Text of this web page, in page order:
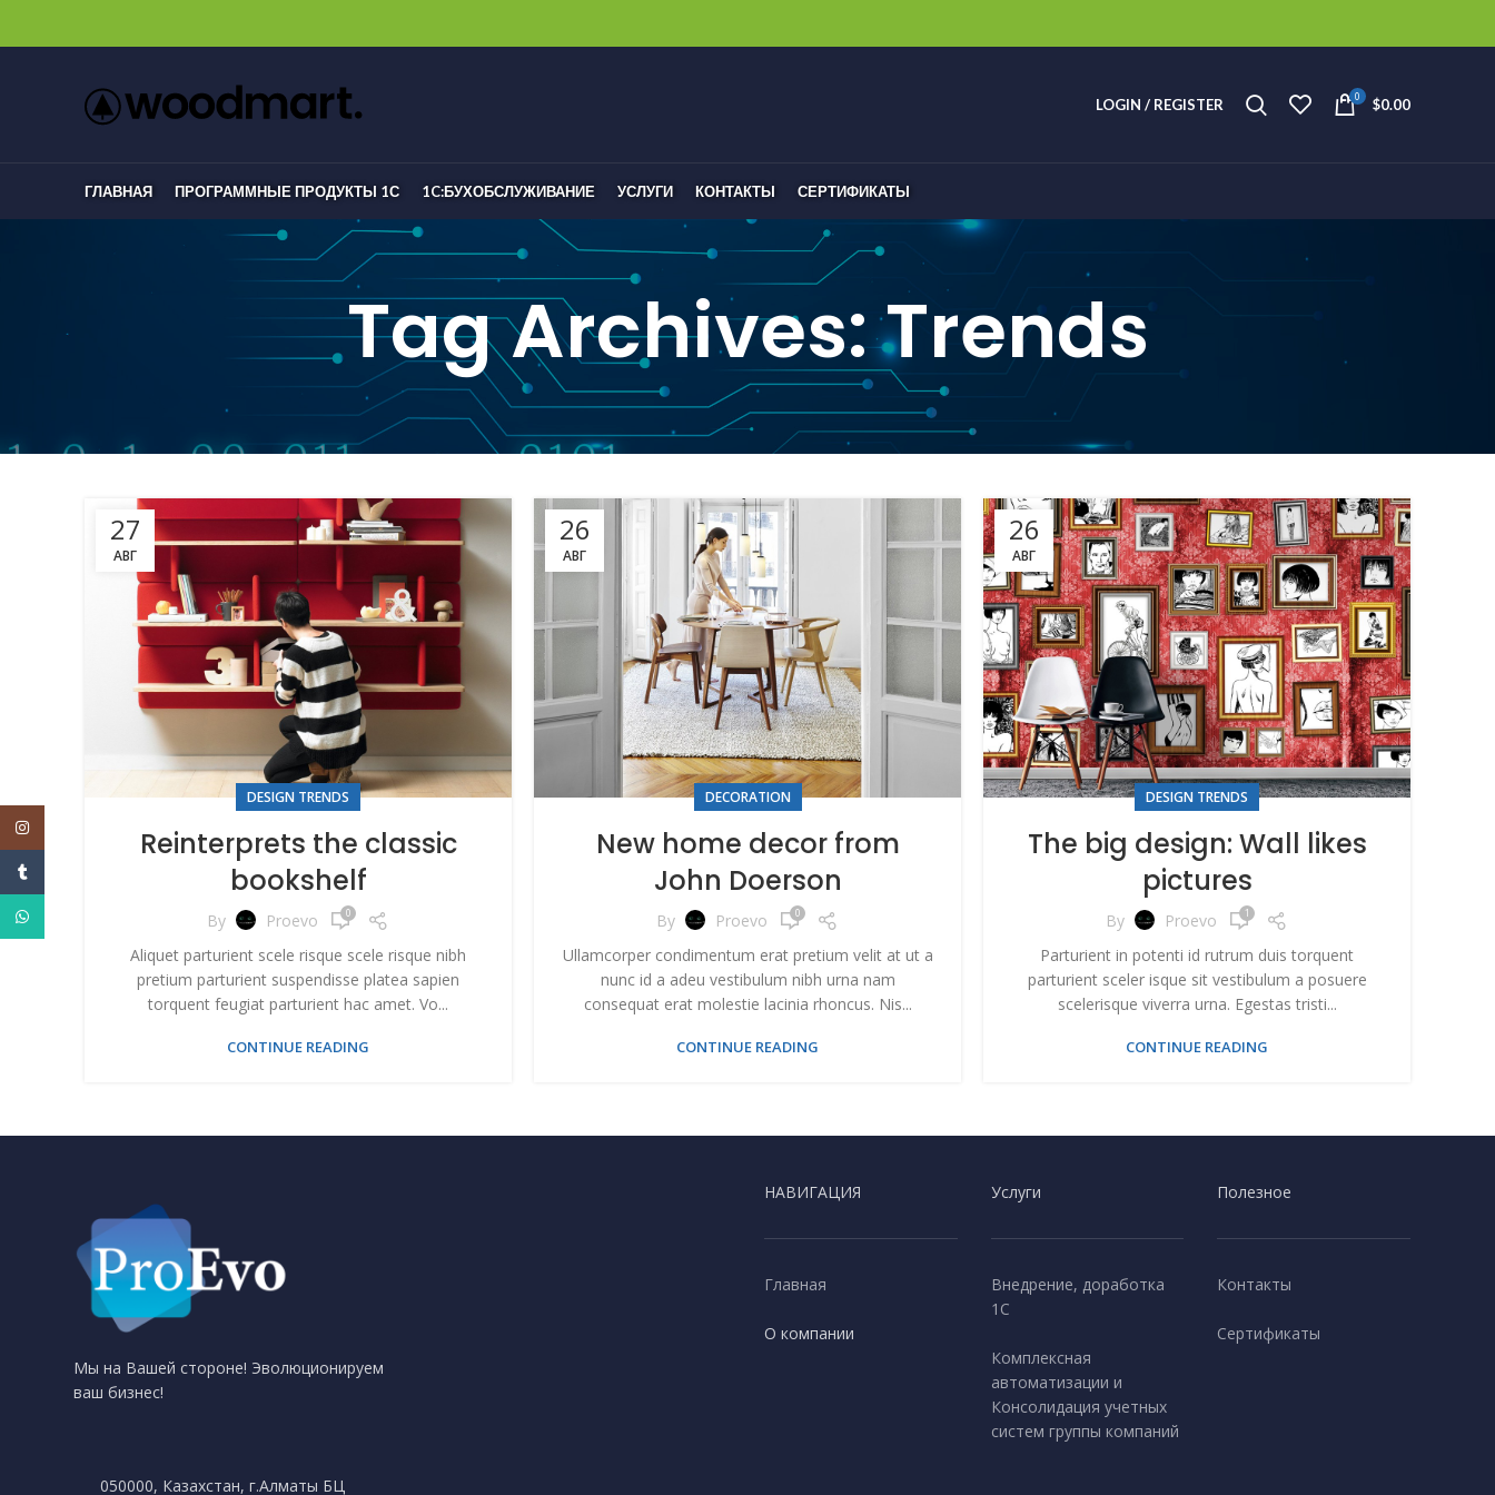
LOGIN / REGISTER 0 $0.00
ГЛАВНАЯ ПРОГРАММНЫЕ ПРОДУКТЫ 1С 1C:БУХОБСЛУЖИВАНИЕ УСЛУГИ КОНТАКТЫ СЕРТИФИКАТЫ
Tag Archives: Trends
27
АВГ
DESIGN TRENDS
Reinterprets the classic
bookshelf
By Proevo 0
Aliquet parturient scele risque scele risque nibh
pretium parturient suspendisse platea sapien
torquent feugiat parturient hac amet. Vo...
CONTINUE READING
26
АВГ
DECORATION
New home decor from
John Doerson
By Proevo 0
Ullamcorper condimentum erat pretium velit at ut a
nunc id a adeu vestibulum nibh urna nam
consequat erat molestie lacinia rhoncus. Nis...
CONTINUE READING
26
АВГ
DESIGN TRENDS
The big design: Wall likes
pictures
By Proevo 1
Parturient in potenti id rutrum duis torquent
parturient sceler isque sit vestibulum a posuere
scelerisque viverra urna. Egestas tristi...
CONTINUE READING
Мы на Вашей стороне! Эволюционируем
ваш бизнес!
050000, Казахстан, г.Алматы БЦ
НАВИГАЦИЯ
Главная
О компании
Услуги
Внедрение, доработка
1С
Комплексная
автоматизации и
Консолидация учетных
систем группы компаний
Полезное
Контакты
Сертификаты